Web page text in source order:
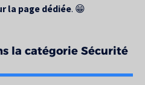
la page dédiée. 😁
la catégorie Sécurité